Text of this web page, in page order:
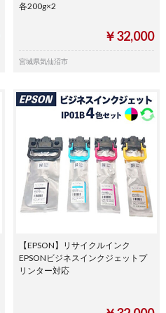
各200g×2
￥32,000
宮城県気仙沼市
【EPSON】リサイクルインク
EPSONビジネスインクジェットプ
リンター対応